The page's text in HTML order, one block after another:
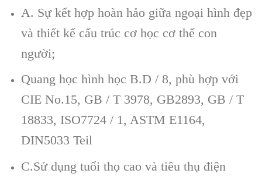
A. Sự kết hợp hoàn hảo giữa ngoại hình đẹp
và thiết kế cấu trúc cơ học cơ thể con
người;
Quang học hình học B.D / 8, phù hợp với
CIE No.15, GB / T 3978, GB2893, GB / T
18833, ISO7724 / 1, ASTM E1164,
DIN5033 Teil
C.Sử dụng tuổi thọ cao và tiêu thụ điện